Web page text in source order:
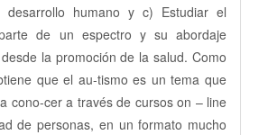
desarrollo humano y c) Estudiar el
de un espectro y su abordaje
la promoción de la salud. Como
que el au-tismo es un tema que
cono-cer a través de cursos on – line
de personas, en un formato mucho